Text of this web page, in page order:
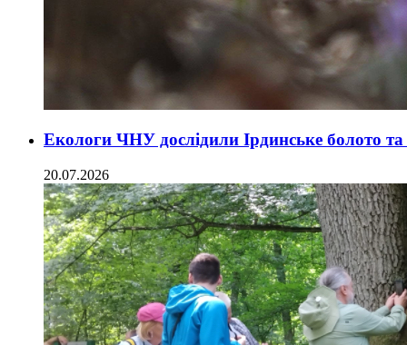
Екологи ЧНУ дослідили Ірдинське болото
20.07.2026